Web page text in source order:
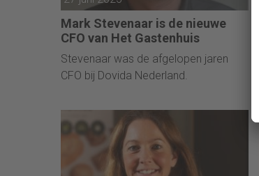
Mark Stevenaar is de nieuwe
CFO van Het Gastenhuis
Stevenaar was de afgelopen jaren
CFO bij Dovida Nederland.